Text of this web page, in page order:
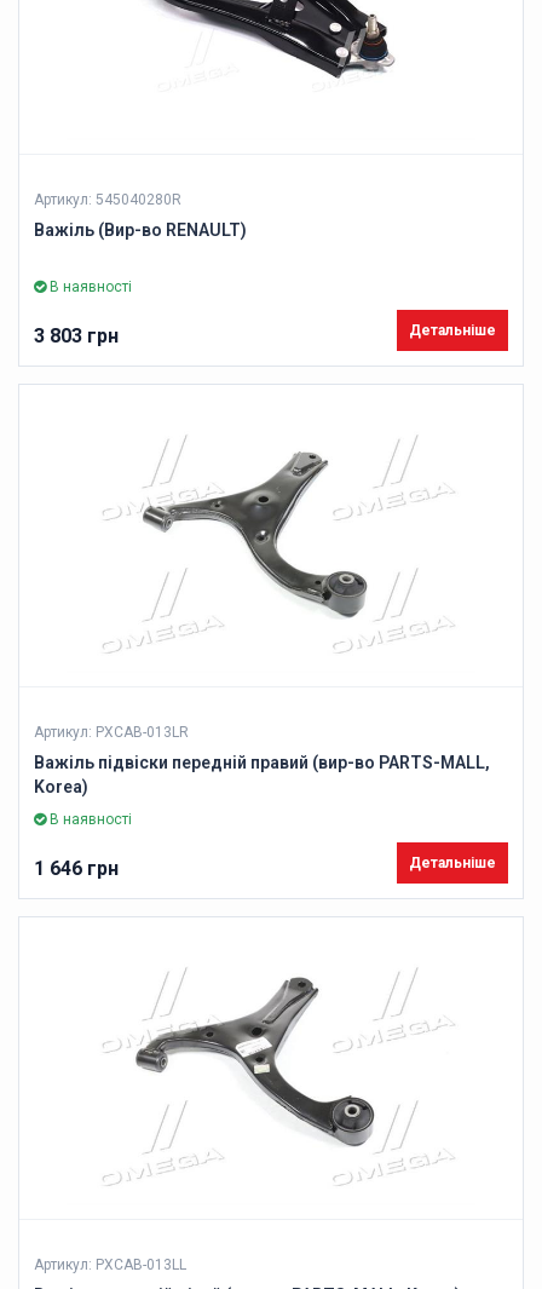
Артикул: 545040280R
Важіль (Вир-во RENAULT)
В наявності
3 803 грн Детальніше
Артикул: PXCAB-013LR
Важіль підвіски передній правий (вир-во PARTS-MALL,
Korea)
В наявності
1 646 грн Детальніше
Артикул: PXCAB-013LL